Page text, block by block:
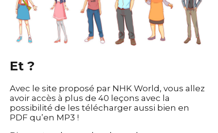
Et ?
Avec le site proposé par NHK World, vous allez
avoir accès à plus de 40 leçons avec la
possibilité de les télécharger aussi bien en
PDF qu’en MP3 !